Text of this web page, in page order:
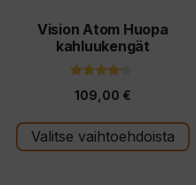
Vision Atom Huopa
kahluukengät
5:stä
109,00 €
Valitse vaihtoehdoista
tuotteen
sivulla.